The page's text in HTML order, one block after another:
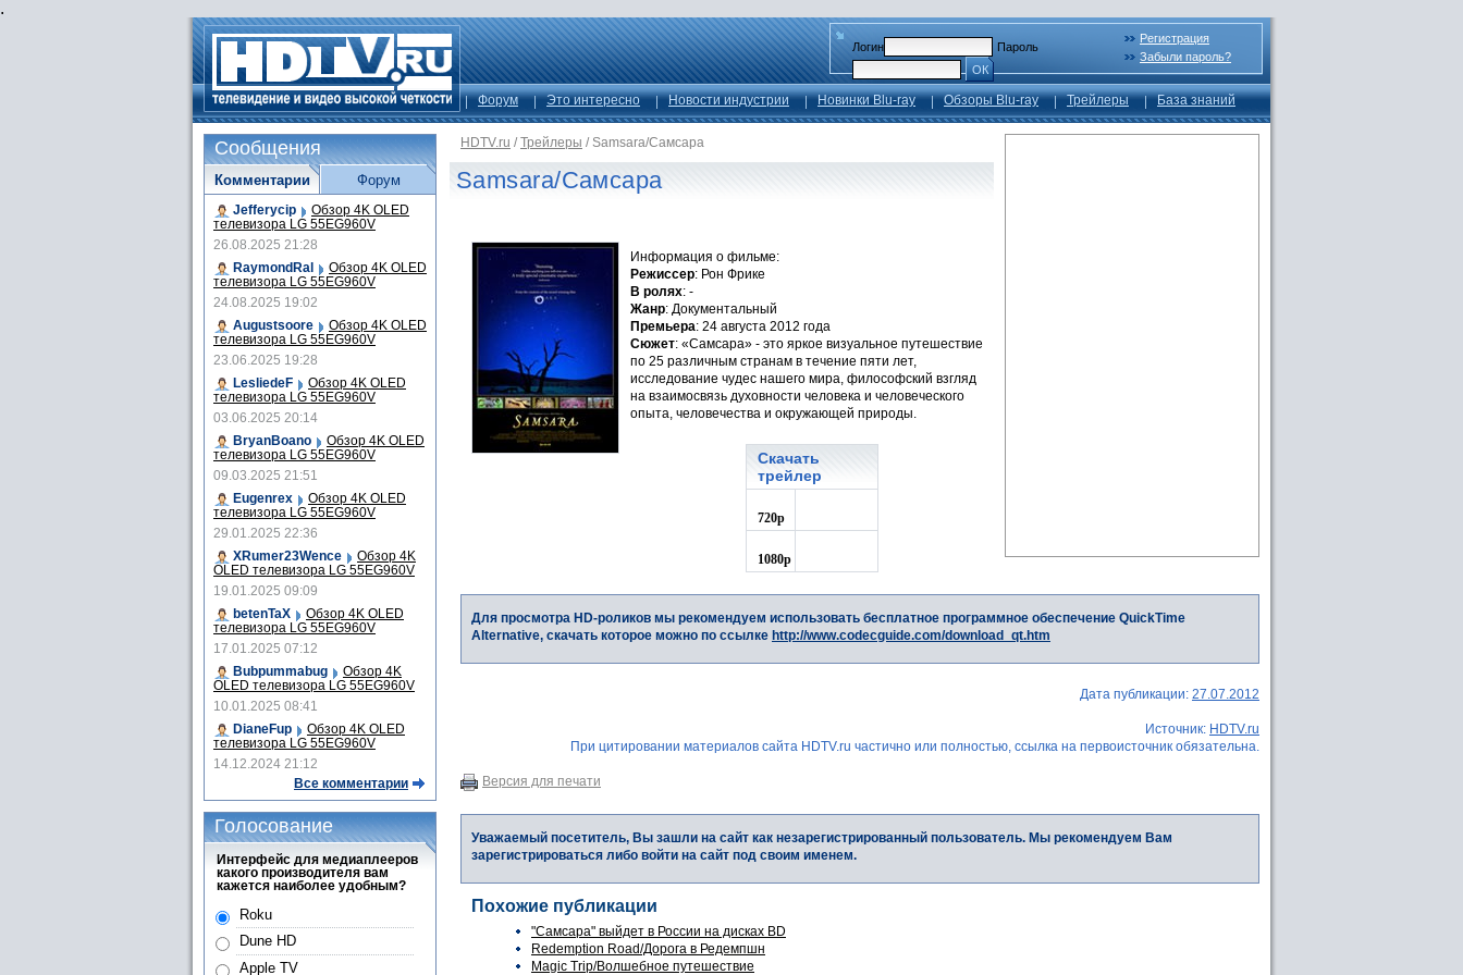
.
Логин
Пароль
ОК
Регистрация
Забыли пароль?
Форум Это интересно Новости индустрии Новинки Blu-ray Обзоры Blu-ray Трейлеры База знаний
HDTV.ru / Трейлеры / Samsara/Самсара
Samsara/Самсара
Информация о фильме:
Режиссер: Рон Фрике
В ролях: -
Жанр: Документальный
Премьера: 24 августа 2012 года
Сюжет: «Самсара» - это яркое визуальное путешествие
по 25 различным странам в течение пяти лет,
исследование чудес нашего мира, философский взгляд
на взаимосвязь духовности человека и человеческого
опыта, человечества и окружающей природы.
Скачать
трейлер
720p
1080p
Для просмотра HD-роликов мы рекомендуем использовать бесплатное программное обеспечение QuickTime
Alternative, скачать которое можно по ссылке http://www.codecguide.com/download_qt.htm
Дата публикации: 27.07.2012
Источник: HDTV.ru
При цитировании материалов сайта HDTV.ru частично или полностью, ссылка на первоисточник обязательна.
Версия для печати
Уважаемый посетитель, Вы зашли на сайт как незарегистрированный пользователь. Мы рекомендуем Вам
зарегистрироваться либо войти на сайт под своим именем.
Похожие публикации
"Самсара" выйдет в России на дисках BD
Redemption Road/Дорога в Редемпшн
Magic Trip/Волшебное путешествие
Сообщения
Комментарии
Jefferycip Обзор 4K OLED
телевизора LG 55EG960V
26.08.2025 21:28
RaymondRal
Обзор 4K OLED
телевизора LG 55EG960V
24.08.2025 19:02
Augustsoore
Обзор 4K OLED
телевизора LG 55EG960V
23.06.2025 19:28
LesliedeF
Обзор 4K OLED
телевизора LG 55EG960V
03.06.2025 20:14
BryanBoano
Обзор 4K OLED
телевизора LG 55EG960V
09.03.2025 21:51
Eugenrex
Обзор 4K OLED
телевизора LG 55EG960V
29.01.2025 22:36
XRumer23Wence
Обзор 4K
OLED телевизора LG 55EG960V
19.01.2025 09:09
betenTaX
Обзор 4K OLED
телевизора LG 55EG960V
17.01.2025 07:12
Bubpummabug
Обзор 4K
OLED телевизора LG 55EG960V
10.01.2025 08:41
DianeFup
Обзор 4K OLED
телевизора LG 55EG960V
14.12.2024 21:12
Все комментарии
Форум
Голосование
Интерфейс для медиаплееров
какого производителя вам
кажется наиболее удобным?
Roku
Dune HD
Apple TV